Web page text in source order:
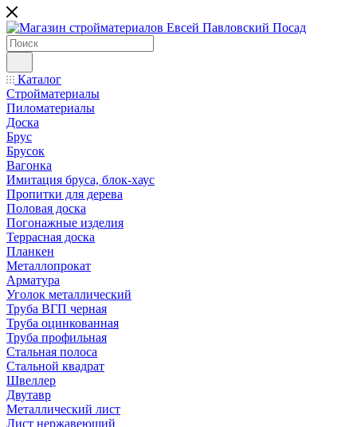
Каталог
Стройматериалы
Пиломатериалы
Доска
Брус
Брусок
Вагонка
Имитация бруса, блок-хаус
Пропитки для дерева
Половая доска
Погонажные изделия
Террасная доска
Планкен
Металлопрокат
Арматура
Уголок металлический
Труба ВГП черная
Труба оцинкованная
Труба профильная
Стальная полоса
Стальной квадрат
Швеллер
Двутавр
Металлический лист
Лист нержавеющий